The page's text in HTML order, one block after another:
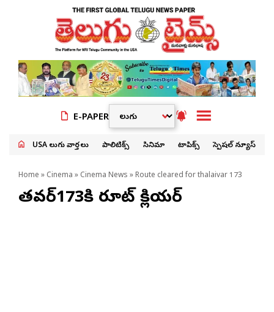
E-PAPER
USA తెలుగు వార్తలు పాలిటిక్స్ సినిమా టాపిక్స్ స్పెషల్ న్యూస్
Home » Cinema » Cinema News » Route cleared for thalaivar 173
త‌లైవ‌ర్173కి రూట్ క్లియ‌ర్